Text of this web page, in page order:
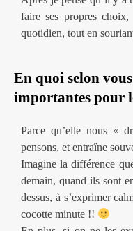
faire ses propres
quotidien, tout en
En quoi selon
importantes pour
Parce qu’elle nous «
pensons, et entraîne
Imagine la différence
demain, quand ils sont
dessus, à s’exprimer
cocotte minute !!